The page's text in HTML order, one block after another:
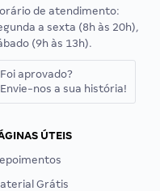
de atendimento:
a sexta (8h às 20h),
(9h às 13h).
Foi aprovado?
Envie-nos a sua história!
ÚTEIS
Grátis